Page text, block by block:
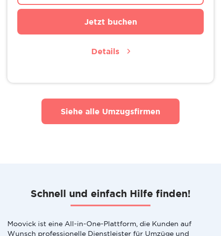
Jetzt buchen
Details
Siehe alle Umzugsfirmen
Schnell und einfach Hilfe finden!
Moovick ist eine All-in-One-Plattform, die Kunden auf
Wunsch professionelle Dienstleister für Umzüge und